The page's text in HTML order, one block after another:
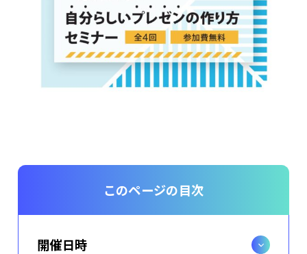
このページの目次
開催日時